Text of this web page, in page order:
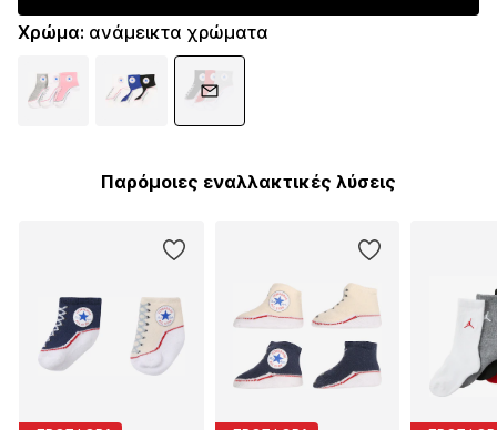
Χρώμα: ανάμεικτα χρώματα
Παρόμοιες εναλλακτικές λύσεις